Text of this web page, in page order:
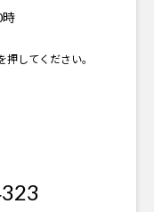
時
してください。